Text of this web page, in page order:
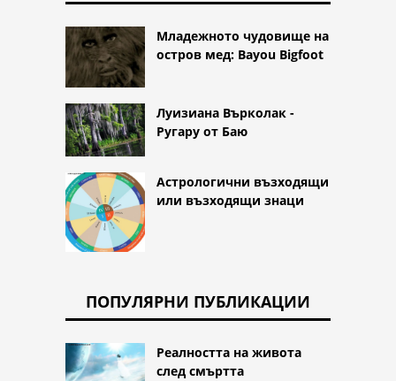
Младежното чудовище на
остров мед: Bayou Bigfoot
Луизиана Върколак -
Ругару от Баю
Астрологични възходящи
или възходящи знаци
ПОПУЛЯРНИ ПУБЛИКАЦИИ
Реалността на живота
след смъртта